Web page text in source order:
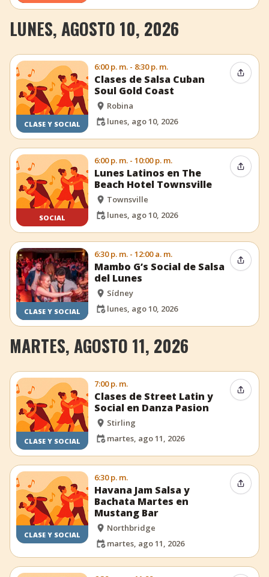
LUNES, AGOSTO 10, 2026
CLASE Y SOCIAL
6:00 p. m. - 8:30 p. m.
Clases de Salsa Cuban
Soul Gold Coast
Robina
lunes, ago 10, 2026
SOCIAL
6:00 p. m. - 10:00 p. m.
Lunes Latinos en The
Beach Hotel Townsville
Townsville
lunes, ago 10, 2026
CLASE Y SOCIAL
6:30 p. m. - 12:00 a. m.
Mambo G’s Social de Salsa
del Lunes
Sídney
lunes, ago 10, 2026
MARTES, AGOSTO 11, 2026
CLASE Y SOCIAL
7:00 p. m.
Clases de Street Latin y
Social en Danza Pasion
Stirling
martes, ago 11, 2026
CLASE Y SOCIAL
6:30 p. m.
Havana Jam Salsa y
Bachata Martes en
Mustang Bar
Northbridge
martes, ago 11, 2026